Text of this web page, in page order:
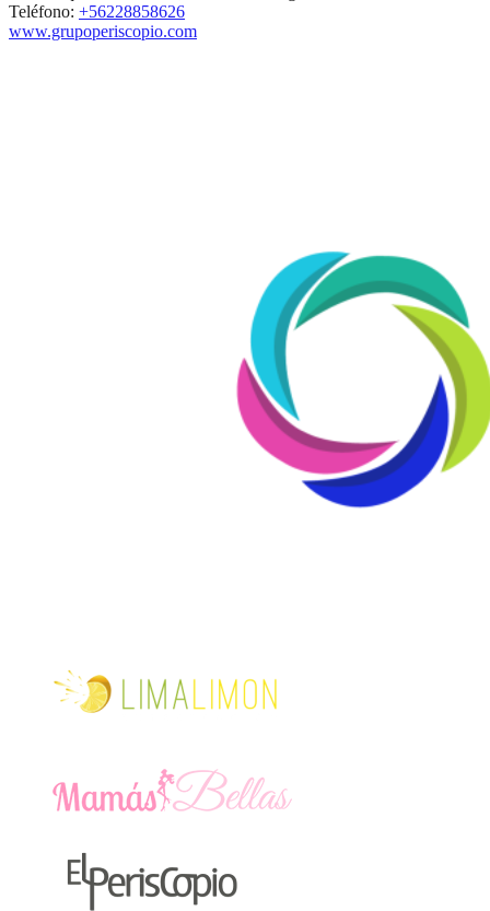
Teléfono: +56228858626
www.grupoperiscopio.com